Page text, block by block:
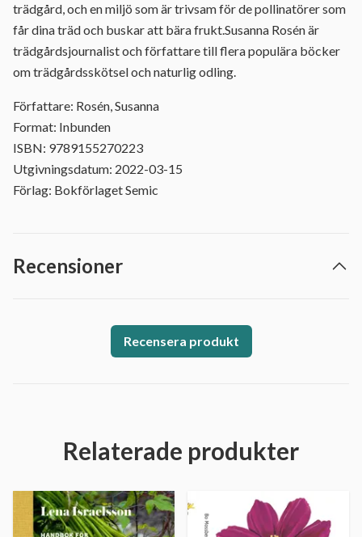
trädgård, och en miljö som är trivsam för de pollinatörer som
får dina träd och buskar att bära frukt.Susanna Rosén är
trädgårdsjournalist och författare till flera populära böcker
om trädgårdsskötsel och naturlig odling.
Författare: Rosén, Susanna
Format: Inbunden
ISBN: 9789155270223
Utgivningsdatum: 2022-03-15
Förlag: Bokförlaget Semic
Recensioner
Recensera produkt
Relaterade produkter